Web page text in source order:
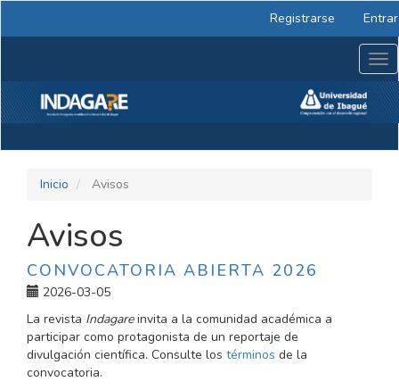
lateral
Registrarse Entrar
Inicio Avisos
Avisos
CONVOCATORIA ABIERTA 2026
2026-03-05
La revista Indagareinvita a la comunidad académica a
participar como protagonista de un reportaje de
divulgación científica. Consulte los términos de la
convocatoria.